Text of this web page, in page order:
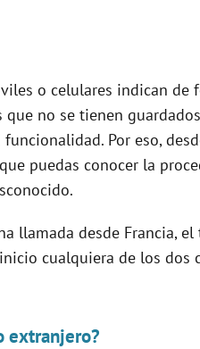
d
e
o
o celulares indican
no se tienen
Por eso,
puedas conocer la
llamada desde Francia,
cualquiera de los dos
extranjero?